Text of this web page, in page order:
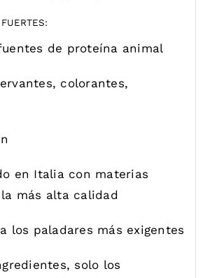
de proteína animal
colorantes,
en Italia con materias
más alta calidad
los paladares más exigentes
solo los